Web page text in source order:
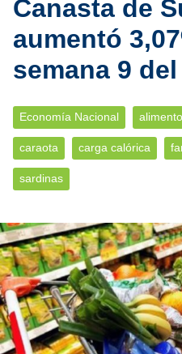
Canasta de
aumentó
semana 9
Economía Nacional
caraota carga calórica
sardinas